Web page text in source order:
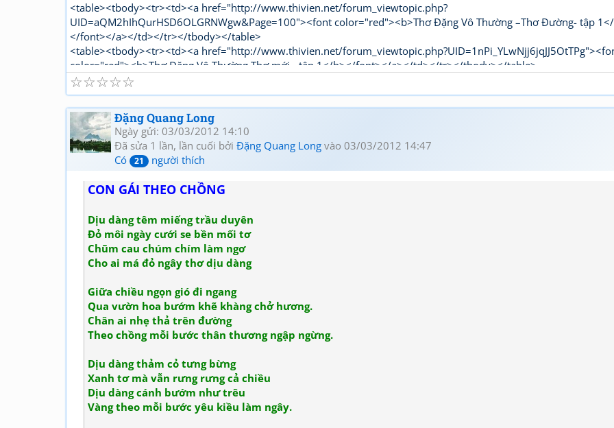
<table><tbody><tr><td><a href="http://www.thivien.net/forum_viewtopic.php?
UID=aQM2hIhQurHSD6OLGRNWgw&Page=100"><font color="red"><b>Thơ Đặng Vô Thường –Thơ Đường- tập
</font></a></td></tr></tbody></table>
<table><tbody><tr><td><a href="http://www.thivien.net/
color="red"><b>Thơ Đặng Vô Thường Thơ mới - tập 1</b></font></a></td></tr></tbody></table>
☆
☆
☆
☆
☆
Đặng Quang Long
Ngày gửi: 03/03/2012 14:10
Đã sửa 1 lần, lần cuối bởi Đặng Quang Long vào 03/03/2012 14:47
Có
21 người thích
CON GÁI THEO CHỒNG
Dịu dàng têm miếng trầu duyên
Đỏ môi ngày cưới se bền mối tơ
Chũm cau chúm chím làm ngơ
Cho ai má đỏ ngây thơ dịu dàng
Giữa chiều ngọn gió đi ngang
Qua vườn hoa bướm khẽ khàng chở hương.
Chân ai nhẹ thả trên đường
Theo chồng mỗi bước thân thương ngập ngừng.
Dịu dàng thảm cỏ tưng bừng
Xanh tơ mà vẫn rưng rưng cả chiều
Dịu dàng cánh bướm như trêu
Vàng theo mỗi bước yêu kiều làm ngây.